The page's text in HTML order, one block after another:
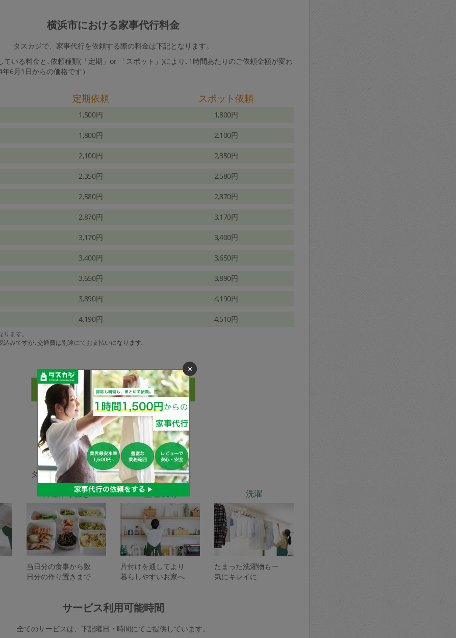
横浜市における家事代行料金
タスカジで、家事代行を依頼する際の料金は下記となります。
ている料金と､依頼種類(「定期」or 「スポット」)により､1時間あたりのご依頼金額が変わ
6月1日からの価格です）
定期依頼 スポット依頼
1,500円 1,800円
1,800円 2,100円
2,100円 2,350円
2,350円 2,580円
2,580円 2,870円
2,870円 3,170円
3,170円 3,400円
3,400円 3,650円
3,650円 3,890円
3,890円 4,190円
4,190円 4,510円
ます。
みですが､交通費は別途にてお支払いになります｡
家事代行サービスの種類
タスカジで依頼できるサービスは下記となります。
料理作り置き
当日分の食事から数
日分の作り置きまで
整理収納
片付けを通してより
暮らしやすいお家へ
洗濯
たまった洗濯物も一
気にキレイに
サービス利用可能時間
全てのサービスは、下記曜日・時間にてご提供しています。
×